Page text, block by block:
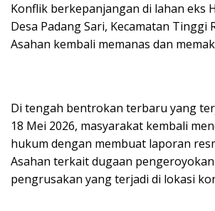
Konflik berkepanjangan di lahan eks
Desa Padang Sari, Kecamatan Tinggi
Asahan kembali memanas dan
Di tengah bentrokan terbaru yang
18 Mei 2026, masyarakat kembali
hukum dengan membuat laporan
Asahan terkait dugaan
pengrusakan yang terjadi di lokasi